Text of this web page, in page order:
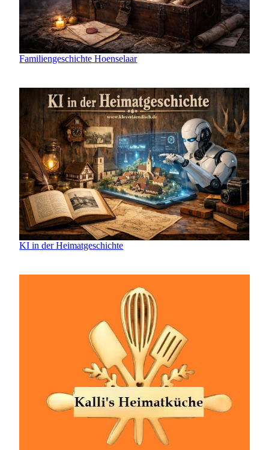
Familiengeschichte Hoenselaar
KI in der Heimatgeschichte